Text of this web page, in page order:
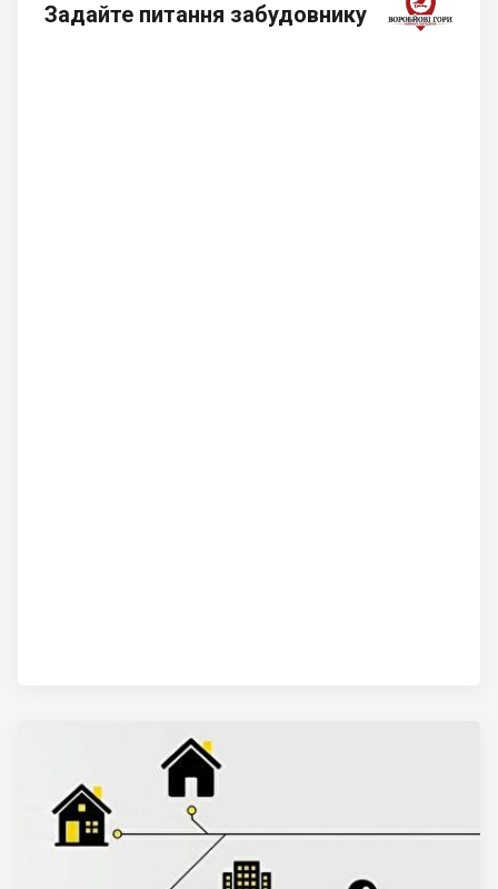
Задайте питання забудовнику